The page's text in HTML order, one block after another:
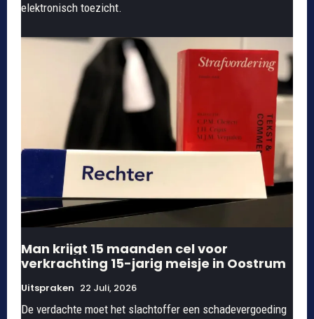
elektronisch toezicht.
Man krijgt 15 maanden cel voor
verkrachting 15-jarig meisje in Oostrum
Uitspraken 22 Juli, 2026
De verdachte moet het slachtoffer een schadevergoeding